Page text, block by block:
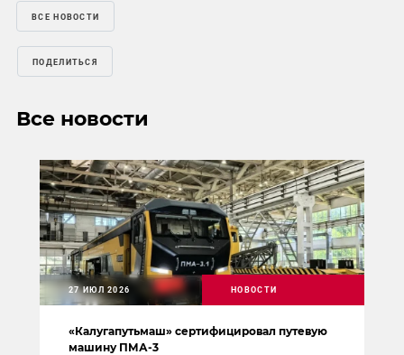
ВСЕ НОВОСТИ
ПОДЕЛИТЬСЯ
Все новости
«Калугапутьмаш» сертифицировал путевую
машину ПМА-3
27 ИЮЛ 2026 НОВОСТИ